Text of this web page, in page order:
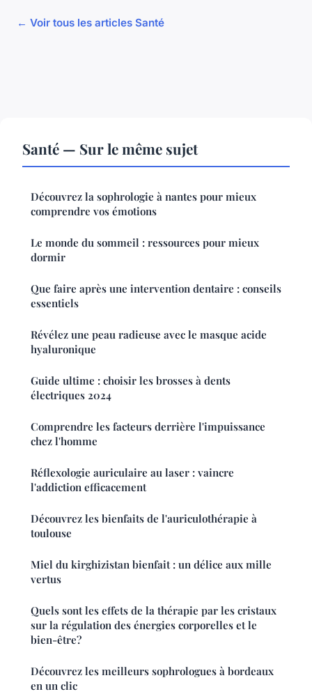
← Voir tous les articles Santé
Santé — Sur le même sujet
Découvrez la sophrologie à nantes pour mieux
comprendre vos émotions
Le monde du sommeil : ressources pour mieux
dormir
Que faire après une intervention dentaire : conseils
essentiels
Révélez une peau radieuse avec le masque acide
hyaluronique
Guide ultime : choisir les brosses à dents
électriques 2024
Comprendre les facteurs derrière l'impuissance
chez l'homme
Réflexologie auriculaire au laser : vaincre
l'addiction efficacement
Découvrez les bienfaits de l'auriculothérapie à
toulouse
Miel du kirghizistan bienfait : un délice aux mille
vertus
Quels sont les effets de la thérapie par les cristaux
sur la régulation des énergies corporelles et le
bien-être?
Découvrez les meilleurs sophrologues à bordeaux
en un clic